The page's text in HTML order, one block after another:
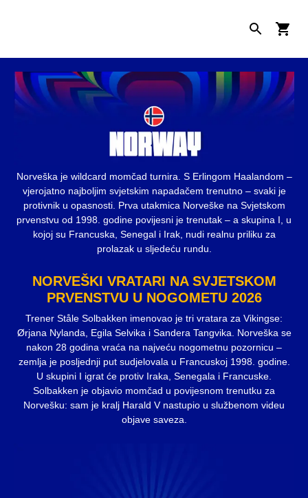
Norveška je wildcard momčad turnira. S Erlingom Haalandom –
vjerojatno najboljim svjetskim napadačem trenutno – svaki je
protivnik u opasnosti. Prva utakmica Norveške na Svjetskom
prvenstvu od 1998. godine povijesni je trenutak – a skupina I, u
kojoj su Francuska, Senegal i Irak, nudi realnu priliku za
prolazak u sljedeću rundu.
NORVEŠKI VRATARI NA SVJETSKOM
PRVENSTVU U NOGOMETU 2026
Trener Ståle Solbakken imenovao je tri vratara za Vikingse:
Ørjana Nylanda, Egila Selvika i Sandera Tangvika. Norveška se
nakon 28 godina vraća na najveću nogometnu pozornicu –
zemlja je posljednji put sudjelovala u Francuskoj 1998. godine.
U skupini I igrat će protiv Iraka, Senegala i Francuske.
Solbakken je objavio momčad u povijesnom trenutku za
Norvešku: sam je kralj Harald V nastupio u službenom videu
objave saveza.